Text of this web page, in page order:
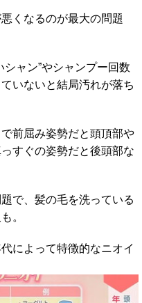
くなるのが最大の問題
ャン”やシャンプー回数
いないと結局汚れが落ち
前屈み姿勢だと頭頂部や
すぐの姿勢だと後頭部な
で、髪の毛を洗っている
。
によって特徴的なニオイ